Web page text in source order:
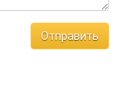
Отправить